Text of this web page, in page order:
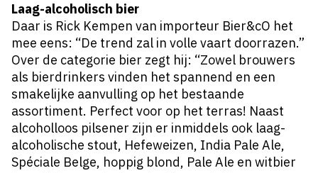
Laag-alcoholisch bier
Daar is Rick Kempen van importeur Bier&cO het
mee eens: “De trend zal in volle vaart doorrazen.”
Over de categorie bier zegt hij: “Zowel brouwers
als bierdrinkers vinden het spannend en een
smakelijke aanvulling op het bestaande
assortiment. Perfect voor op het terras! Naast
alcoholloos pilsener zijn er inmiddels ook laag-
alcoholische stout, Hefeweizen, India Pale Ale,
Spéciale Belge, hoppig blond, Pale Ale en witbier